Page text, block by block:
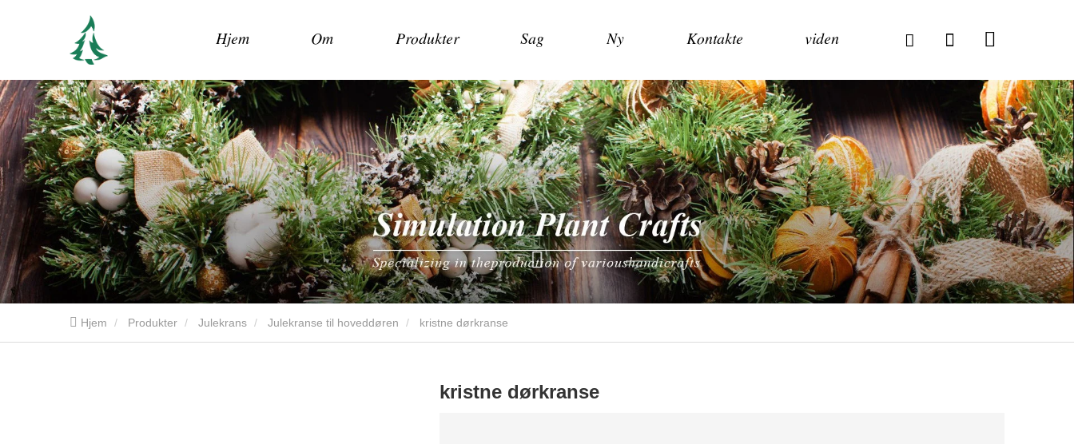
Hjem Om Produkter Sag Ny Kontakte viden
Hjem Produkter Julekrans Julekranse til hoveddøren kristne dørkranse
kristne dørkranse